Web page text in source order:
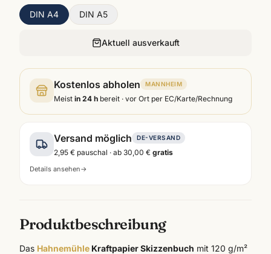
DIN A4 DIN A5
Aktuell ausverkauft
Kostenlos abholen MANNHEIM
Meist in 24 h bereit · vor Ort per EC/Karte/Rechnung
Versand möglich DE-VERSAND
2,95 € pauschal · ab 30,00 € gratis
Details ansehen→
Produktbeschreibung
Das Hahnemühle Kraftpapier Skizzenbuch mit 120 g/m²